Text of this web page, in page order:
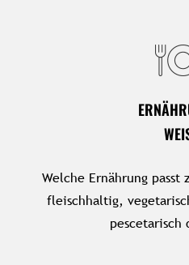
Welche Ernährung passt
fleischhaltig,
pescetarisch